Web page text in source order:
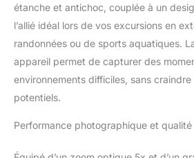
Lampes
assurent
puissant
prise de
[Modes
sous-
sous-
Sous-
étanche et antichoc, couplée à un
l’allié idéal lors de vos excursions en
randonnées ou de sports aquatiques.
appareil permet de capturer des
environnements difficiles, sans
potentiels.
Performance photographique et qualité